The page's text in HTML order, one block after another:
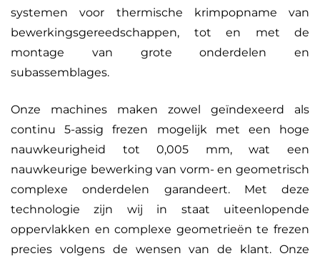
systemen voor thermische krimpopname van
bewerkingsgereedschappen, tot en met de
montage van grote onderdelen en
subassemblages.
Onze machines maken zowel geïndexeerd als
continu 5-assig frezen mogelijk met een hoge
nauwkeurigheid tot 0,005 mm, wat een
nauwkeurige bewerking van vorm- en geometrisch
complexe onderdelen garandeert. Met deze
technologie zijn wij in staat uiteenlopende
oppervlakken en complexe geometrieën te frezen
precies volgens de wensen van de klant. Onze